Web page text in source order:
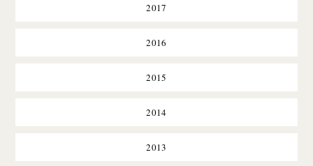
2017
2016
2015
2014
2013